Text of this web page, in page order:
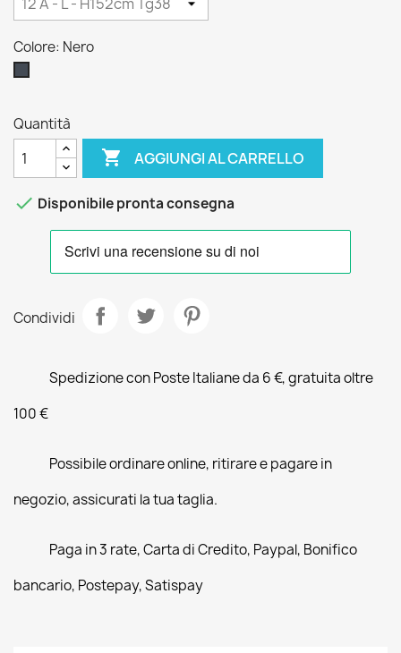
Colore: Nero
Quantità
 AGGIUNGI AL CARRELLO
 Disponibile pronta consegna
Condividi
Spedizione con Poste Italiane da 6 €, gratuita oltre
100 €
Possibile ordinare online, ritirare e pagare in
negozio, assicurati la tua taglia.
Paga in 3 rate, Carta di Credito, Paypal, Bonifico
bancario, Postepay, Satispay